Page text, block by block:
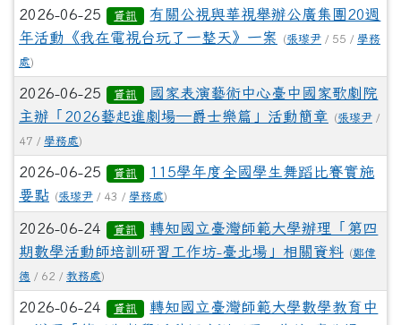
2026-06-25 資訊
有關公視與華視舉辦公廣集團20週
年活動《我在電視台玩了一整天》一案
(張瓈尹 / 55 / 學務
處)
2026-06-25 資訊
國家表演藝術中心臺中國家歌劇院
主辦「2026藝起進劇場—爵士樂篇」活動簡章
(張瓈尹 /
47 / 學務處)
2026-06-25 資訊
115學年度全國學生舞蹈比賽實施
要點 (張瓈尹 / 43 / 學務處)
2026-06-24 資訊
轉知國立臺灣師範大學辦理「第四
期數學活動師培訓研習工作坊-臺北場」相關資料 (鄭偉
德 / 62 / 教務處)
2026-06-24 資訊
轉知國立臺灣師範大學數學教育中